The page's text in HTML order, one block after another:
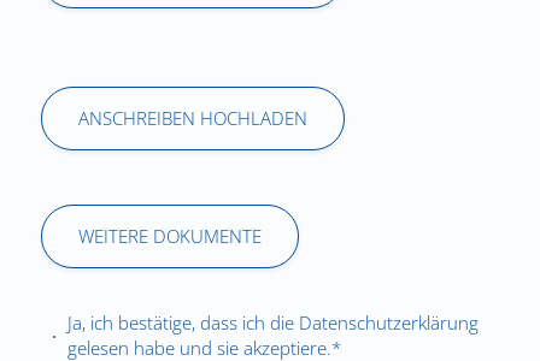
ANSCHREIBEN HOCHLADEN
WEITERE DOKUMENTE
Ja, ich bestätige, dass ich die Datenschutzerklärung
gelesen habe und sie akzeptiere.*